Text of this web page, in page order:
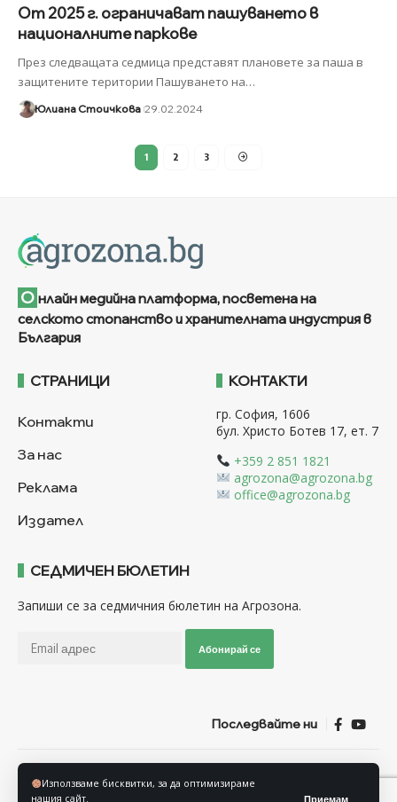
Използваме бисквитки, за да оптимизираме
нашия сайт.
Приемам
От 2025 г. ограничават пашуването в
националните паркове
През следващата седмица представят плановете за паша в
защитените територии Пашуването на…
Юлиана Стоичкова 29.02.2024
1 2 3
О нлайн медийна платформа, посветена на
селското стопанство и хранителната индустрия в
България
СТРАНИЦИ
Контакти
За нас
Реклама
Издател
КОНТАКТИ
гр. София, 1606
бул. Христо Ботев 17, ет. 7
+359 2 851 1821
agrozona@agrozona.bg
office@agrozona.bg
СЕДМИЧЕН БЮЛЕТИН
Запиши се за седмичния бюлетин на Агрозона.
Абонирай се
Последвайте ни
Политика за защита на личните данни